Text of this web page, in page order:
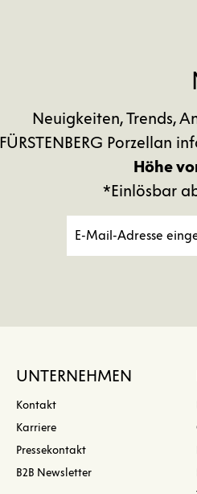
Neuigkeiten, Trends,
FÜRSTENBERG Porzellan
Höhe
*Einlösbar
UNTERNEHMEN
Kontakt
Karriere
Pressekontakt
B2B Newsletter